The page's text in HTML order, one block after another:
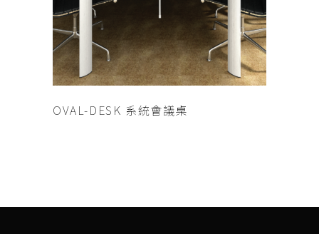
查看內容
OVAL-DESK 系統會議桌